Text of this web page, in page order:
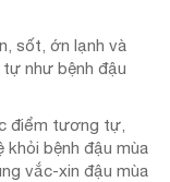
sốt, ớn lạnh và
như bệnh đậu
điểm tương tự,
khỏi bệnh đậu mùa
vắc-xin đậu mùa